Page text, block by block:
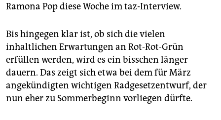
Ramona Pop diese Woche im taz-Interview.
Bis hingegen klar ist, ob sich die vielen
inhaltlichen Erwartungen an Rot-Rot-Grün
erfüllen werden, wird es ein bisschen länger
dauern. Das zeigt sich etwa bei dem für März
angekündigten wichtigen Radgesetzentwurf, der
nun eher zu Sommerbeginn vorliegen dürfte.